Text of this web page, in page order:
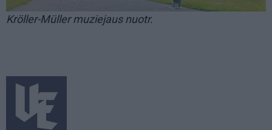
Kröller-Müller muziejaus nuotr.